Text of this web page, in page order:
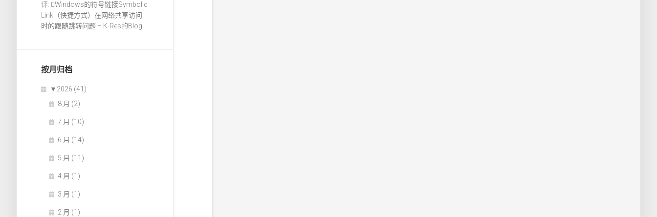
评:
Windows的符号链接Symbolic
Link（快捷方式）在网络共享访问
时的跟随跳转问题 – K-Res的Blog
按月归档
▼ 2026 (41)
8 月 (2)
7 月 (10)
6 月 (14)
5 月 (11)
4 月 (1)
3 月 (1)
2 月 (1)